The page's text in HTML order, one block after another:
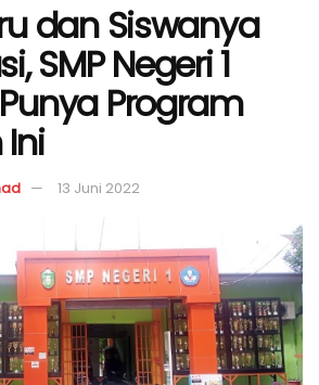
dan Siswanya
SMP Negeri 1
Program
13 Juni 2022